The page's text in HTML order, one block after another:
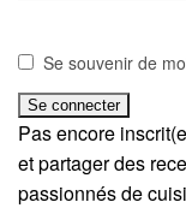
Se souvenir de
Pas encore
et partager des
passionnés de